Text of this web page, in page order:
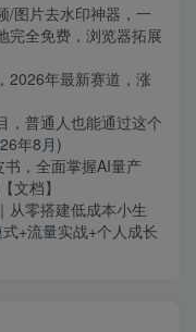
【站长运营资料】无水印课程资源
/图片去水印神器，一
完全免费，浏览器拓展
2026年最新赛道，涨
，普通人也能通过这个
年8月)
，全面掌握AI量产
文档】
从零搭建低成本小生
+流量实战+个人成长